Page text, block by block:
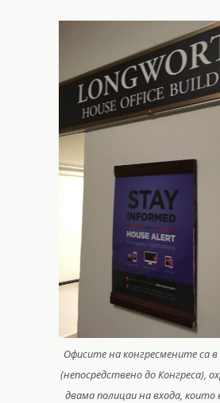
Офисите на конгресмените са в
(непосредствено до Конгреса),
двама полицаи на входа,